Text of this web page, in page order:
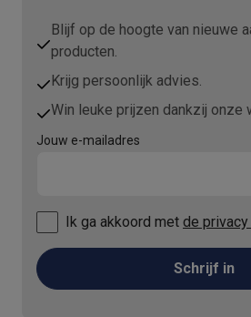
Blijf op de hoogte van nieuwe
producten.
Krijg persoonlijk advies.
Win leuke prijzen dankzij onze
Jouw e-mailadres
Ik ga akkoord met de privacy
Schrijf in